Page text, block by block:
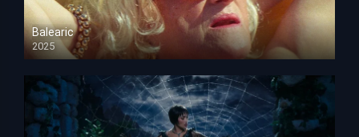
Balearic
2025
HD 1080p